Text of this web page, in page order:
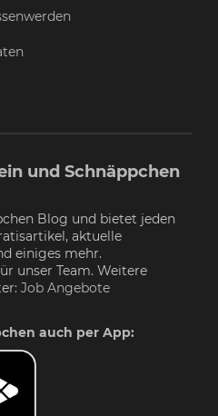
und Schnäppchen
Blog und bietet jeden
aktuelle
einiges mehr.
unser Team. Weitere
Job Angebote
auch per App: